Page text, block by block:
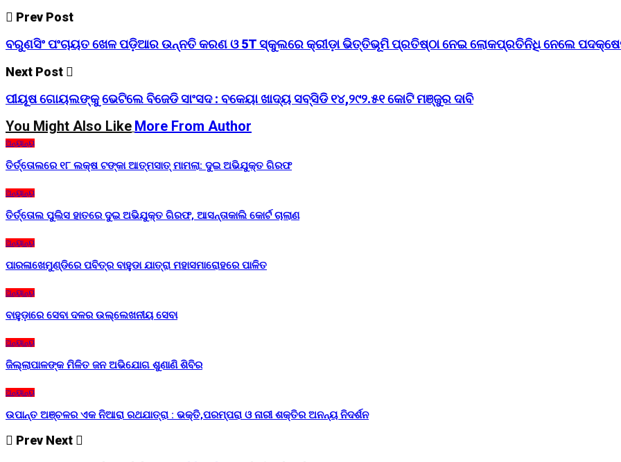
Prev Post
ବରୁଣସିଂ ପଂଚାୟତ ଖେଳ ପଡ଼ିଆର ଉନ୍ନତି କରଣ ଓ 5T ସ୍କୁଲରେ କ୍ରୀଡ଼ା ଭିତ୍ତିଭୂମି ପ୍ରତିଷ୍ଠା ନେଇ ଲୋକପ୍ରତିନିଧି ନେଲେ
Next Post
ପୀୟୂଷ ଗୋୟଲଙ୍କୁ ଭେଟିଲେ ବିଜେଡି ସାଂସଦ : ବକେୟା ଖାଦ୍ୟ ସବ୍ସିଡି ୧୪,୨୯୨.୫୧ କୋଟି ମଞ୍ଜୁର ଦାବି
You Might Also Like More From Author
ଅନ୍ୟାନ୍ୟ
ତିର୍ତ୍ତୋଲରେ ୧୮ ଲକ୍ଷ ଟଙ୍କା ଆତ୍ମସାତ୍ ମାମଲା: ଦୁଇ ଅଭିଯୁକ୍ତ ଗିରଫ
ଅନ୍ୟାନ୍ୟ
ତିର୍ତ୍ତୋଲ ପୁଲିସ ହାତରେ ଦୁଇ ଅଭିଯୁକ୍ତ ଗିରଫ, ଆସନ୍ତାକାଲି କୋର୍ଟ ଚାଲାଣ
ଅନ୍ୟାନ୍ୟ
ପାରଳାଖେମୁଣ୍ଡିରେ ପବିତ୍ର ବାହୁଡା ଯାତ୍ରା ମହାସମାରୋହରେ ପାଳିତ
ଅନ୍ୟାନ୍ୟ
ବାହୁଡ଼ାରେ ସେବା ଦଳର ଉଲ୍ଲେଖନୀୟ ସେବା
ଅନ୍ୟାନ୍ୟ
ଜିଲ୍ଲାପାଳଙ୍କ ମିଳିତ ଜନ ଅଭିଯୋଗ ଶୁଣାଣି ଶିବିର
ଅନ୍ୟାନ୍ୟ
ଉପାନ୍ତ ଅଞ୍ଚଳର ଏକ ନିଆରା ରଥଯାତ୍ରା : ଭକ୍ତି,ପରମ୍ପରା ଓ ନାରୀ ଶକ୍ତିର ଅନନ୍ୟ ନିଦର୍ଶନ
Prev Next